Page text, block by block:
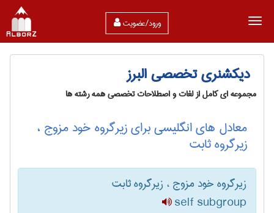
ورود/عضویت
دیکشنری تخصصی البرز
مجموعه ای کامل از لغات و اصطلاحات تخصصی همه رشته ها
معادل های انگلیسی برای زیرگروه خود مزوج ،
زیرگروه ثابت
زیرگروه خود مزوج ، زیرگروه ثابت
self subgroup